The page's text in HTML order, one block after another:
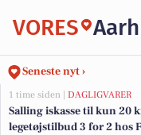
VORES
Seneste nyt ›
1 time siden | DAGLIGVARER
Salling iskasse til kun 20
legetøjstilbud 3 for 2 hos